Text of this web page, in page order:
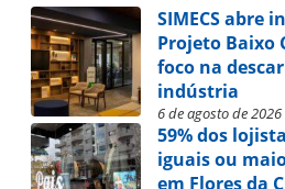
SIMECS abre
Projeto Baixo
foco na
indústria
6 de agosto de 2026
59% dos
iguais ou
em Flores da